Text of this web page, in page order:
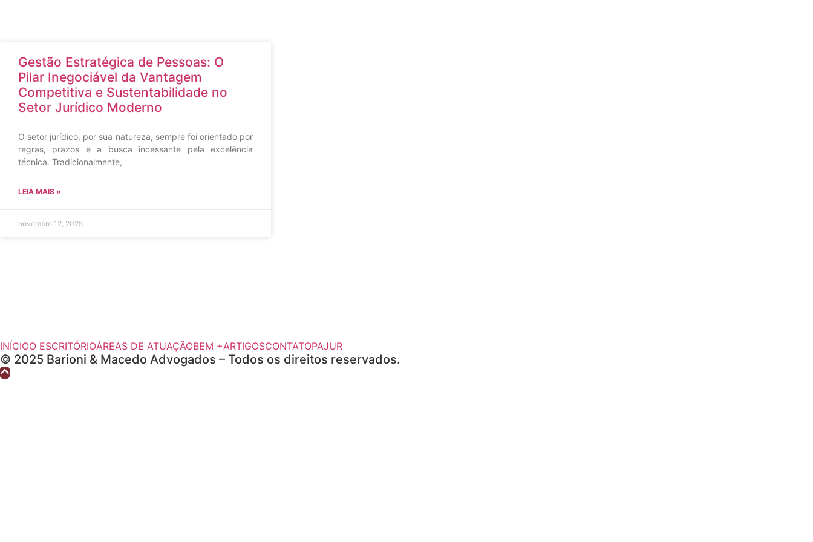
Gestão Estratégica de Pessoas: O
Pilar Inegociável da Vantagem
Competitiva e Sustentabilidade no
Setor Jurídico Moderno
O setor jurídico, por sua natureza, sempre foi orientado por
regras, prazos e a busca incessante pela excelência
técnica. Tradicionalmente,
LEIA MAIS »
novembro 12, 2025
INÍCIOO ESCRITÓRIOÁREAS DE ATUAÇÃOBEM +ARTIGOSCONTATOPAJUR
© 2025 Barioni & Macedo Advogados – Todos os direitos reservados.